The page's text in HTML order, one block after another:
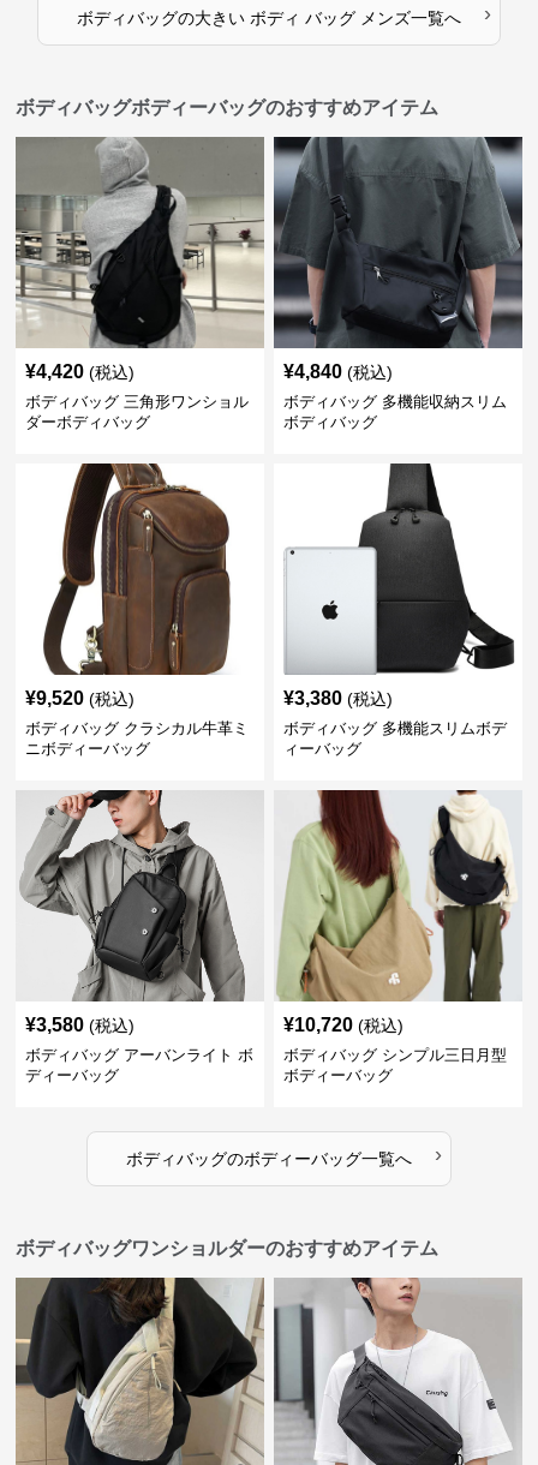
ボディバッグの大きい ボディ バッグ メンズ一覧へ ›
ボディバッグボディーバッグのおすすめアイテム
¥4,420 (税込)
ボディバッグ 三角形ワンショル
ダーボディバッグ
¥4,840 (税込)
ボディバッグ 多機能収納スリム
ボディバッグ
¥9,520 (税込)
ボディバッグ クラシカル牛革ミ
ニボディーバッグ
¥3,380 (税込)
ボディバッグ 多機能スリムボデ
ィーバッグ
¥3,580 (税込)
ボディバッグ アーバンライト ボ
ディーバッグ
¥10,720 (税込)
ボディバッグ シンプル三日月型
ボディーバッグ
ボディバッグのボディーバッグ一覧へ ›
ボディバッグワンショルダーのおすすめアイテム